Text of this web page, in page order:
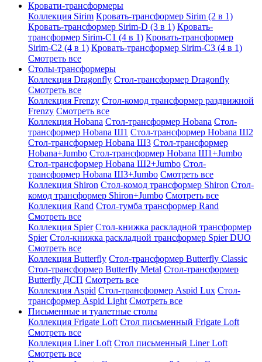
Кровати-трансформеры
Коллекция Sirim Кровать-трансформер Sirim (2 в 1)
Кровать-трансформер Sirim-D (3 в 1) Кровать-
трансформер Sirim-C1 (4 в 1) Кровать-трансформер
Sirim-C2 (4 в 1) Кровать-трансформер Sirim-C3 (4 в 1)
Смотреть все
Cтолы-трансформеры
Коллекция Dragonfly Стол-трансформер Dragonfly
Смотреть все
Коллекция Frenzy Стол-комод трансформер раздвижной
Frenzy Смотреть все
Коллекция Hobana Стол-трансформер Hobana Стол-
трансформер Hobana Ш1 Стол-трансформер Hobana Ш2
Стол-трансформер Hobana Ш3 Стол-трансформер
Hobana+Jumbo Стол-трансформер Hobana Ш1+Jumbo
Стол-трансформер Hobana Ш2+Jumbo Стол-
трансформер Hobana Ш3+Jumbo Смотреть все
Коллекция Shiron Стол-комод трансформер Shiron Стол-
комод трансформер Shiron+Jumbo Смотреть все
Коллекция Rand Стол-тумба трансформер Rand
Смотреть все
Коллекция Spier Стол-книжка раскладной трансформер
Spier Стол-книжка раскладной трансформер Spier DUO
Смотреть все
Коллекция Butterfly Стол-трансформер Butterfly Classic
Стол-трансформер Butterfly Metal Стол-трансформер
Butterfly ДСП Смотреть все
Коллекция Aspid Стол-трансформер Aspid Lux Стол-
трансформер Aspid Light Смотреть все
Письменные и туалетные столы
Коллекция Frigate Loft Стол письменный Frigate Loft
Смотреть все
Коллекция Liner Loft Стол письменный Liner Loft
Смотреть все